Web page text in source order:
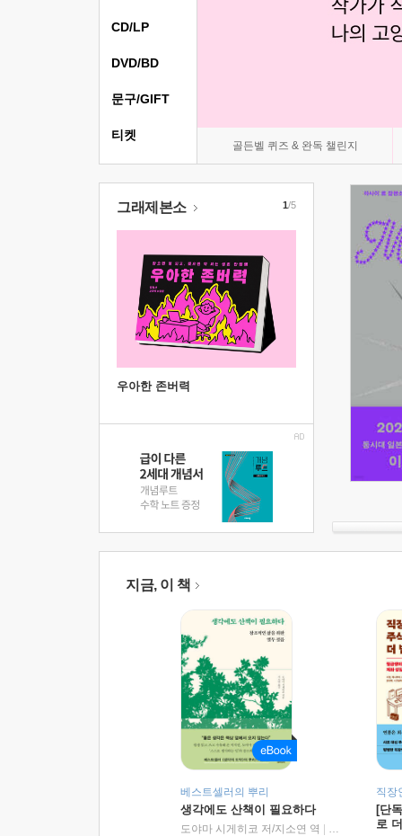
골든벨 퀴즈 & 완독 챌린지
CD/LP
DVD/BD
문구/GIFT
티켓
그래제본소
우아한 존버력
1/5
지금, 이 책
베스트셀러의 뿌리
생각에도 산책이 필요하다
도야마 시게히코 저/지소연 역
알에이치코리
직장
[단
로